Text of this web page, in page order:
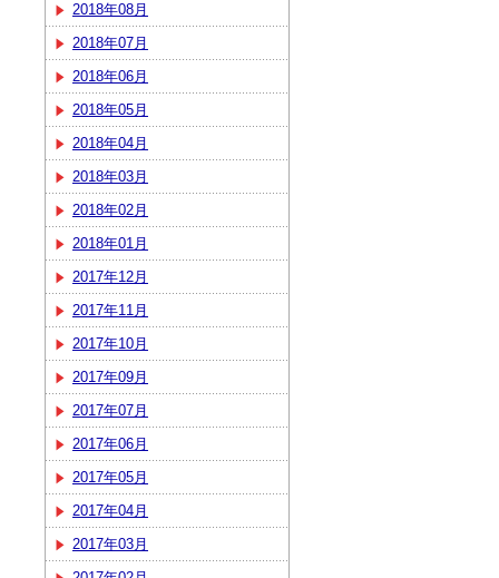
2018年08月
2018年07月
2018年06月
2018年05月
2018年04月
2018年03月
2018年02月
2018年01月
2017年12月
2017年11月
2017年10月
2017年09月
2017年07月
2017年06月
2017年05月
2017年04月
2017年03月